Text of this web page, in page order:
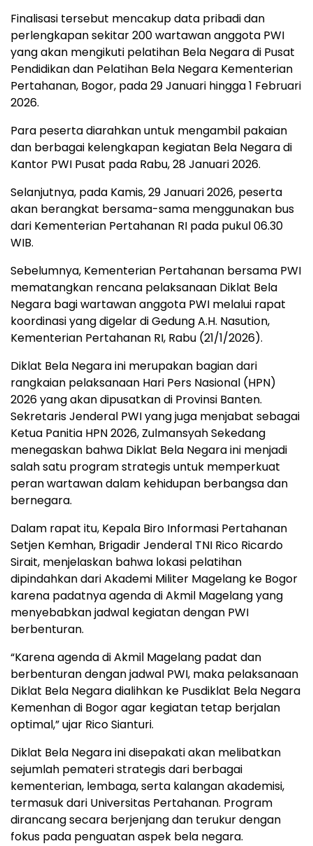
Finalisasi tersebut mencakup data pribadi dan
perlengkapan sekitar 200 wartawan anggota PWI
yang akan mengikuti pelatihan Bela Negara di Pusat
Pendidikan dan Pelatihan Bela Negara Kementerian
Pertahanan, Bogor, pada 29 Januari hingga 1 Februari
2026.
Para peserta diarahkan untuk mengambil pakaian
dan berbagai kelengkapan kegiatan Bela Negara di
Kantor PWI Pusat pada Rabu, 28 Januari 2026.
Selanjutnya, pada Kamis, 29 Januari 2026, peserta
akan berangkat bersama-sama menggunakan bus
dari Kementerian Pertahanan RI pada pukul 06.30
WIB.
Sebelumnya, Kementerian Pertahanan bersama PWI
mematangkan rencana pelaksanaan Diklat Bela
Negara bagi wartawan anggota PWI melalui rapat
koordinasi yang digelar di Gedung A.H. Nasution,
Kementerian Pertahanan RI, Rabu (21/1/2026).
Diklat Bela Negara ini merupakan bagian dari
rangkaian pelaksanaan Hari Pers Nasional (HPN)
2026 yang akan dipusatkan di Provinsi Banten.
Sekretaris Jenderal PWI yang juga menjabat sebagai
Ketua Panitia HPN 2026, Zulmansyah Sekedang
menegaskan bahwa Diklat Bela Negara ini menjadi
salah satu program strategis untuk memperkuat
peran wartawan dalam kehidupan berbangsa dan
bernegara.
Dalam rapat itu, Kepala Biro Informasi Pertahanan
Setjen Kemhan, Brigadir Jenderal TNI Rico Ricardo
Sirait, menjelaskan bahwa lokasi pelatihan
dipindahkan dari Akademi Militer Magelang ke Bogor
karena padatnya agenda di Akmil Magelang yang
menyebabkan jadwal kegiatan dengan PWI
berbenturan.
“Karena agenda di Akmil Magelang padat dan
berbenturan dengan jadwal PWI, maka pelaksanaan
Diklat Bela Negara dialihkan ke Pusdiklat Bela Negara
Kemenhan di Bogor agar kegiatan tetap berjalan
optimal,” ujar Rico Sianturi.
Diklat Bela Negara ini disepakati akan melibatkan
sejumlah pemateri strategis dari berbagai
kementerian, lembaga, serta kalangan akademisi,
termasuk dari Universitas Pertahanan. Program
dirancang secara berjenjang dan terukur dengan
fokus pada penguatan aspek bela negara.